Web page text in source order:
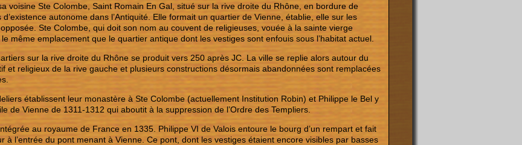
voisine Ste Colombe, Saint Romain En Gal, situé sur la rive droite du Rhône, en bordure de
d’existence autonome dans l’Antiquité. Elle formait un quartier de Vienne, établie, elle sur les
Ste Colombe, qui doit son nom au couvent de religieuses, vouée à la sainte vierge
même emplacement que le quartier antique dont les vestiges sont enfouis sous l’habitat actuel.
sur la rive droite du Rhône se produit vers 250 après JC. La ville se replie alors autour du
et religieux de la rive gauche et plusieurs constructions désormais abandonnées sont remplacées
établissent leur monastère à Ste Colombe (actuellement Institution Robin) et Philippe le Bel y
de Vienne de 1311-1312 qui aboutit à la suppression de l’Ordre des Templiers.
au royaume de France en 1335. Philippe VI de Valois entoure le bourg d’un rempart et fait
à l’entrée du pont menant à Vienne. Ce pont, dont les vestiges étaient encore visibles par basses